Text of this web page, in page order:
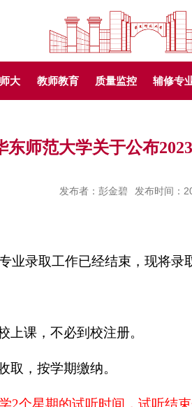
大 教师教育 质量监控 辅修专
东师范大学关于公布
发布者：彭金碧 发布时间：
业录取工作已经结束，现将录
上课，不必到校注册。
取，按学期缴纳。
2个星期的试听时间，试听结